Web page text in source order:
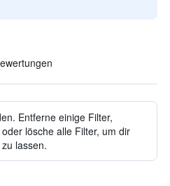
Entferne einige Filter,
lösche alle Filter, um dir
lassen.